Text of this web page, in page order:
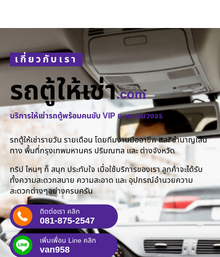
เกี่ยวกับเรา
รถตู้ให้เช่า.com
บริการให้เช่ารถตู้พร้อมคนขับ VIP แบบครบวงจร
รถตู้ให้เช่ารายวัน รายเดือน โดยทีมงานมืออาชีพ และ ชำนาญเส้น
ทาง พื้นที่กรุงเทพมหานคร ปริมณฑล และ ต่างจังหวัด
ทริป ไหนๆ ก็ สนุก ประทับใจ เมื่อใช้บริการของเรา ลูกค้าจะได้รับ
ทั้งความสะดวกสบาย ความสะอาด และ อุปกรณ์อำนวยความ
สะดวกต่างๆอย่างครบครัน
ติดต่อเรา คลิก
081-875-2547
เพิ่มเพื่อน Line คลิก
van958